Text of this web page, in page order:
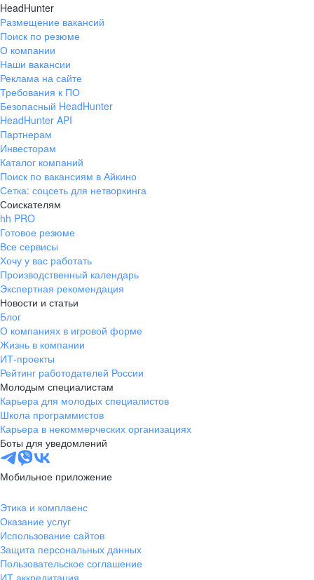
HeadHunter
Размещение вакансий
Поиск по резюме
О компании
Наши вакансии
Реклама на сайте
Требования к ПО
Безопасный HeadHunter
HeadHunter API
Партнерам
Инвесторам
Каталог компаний
Поиск по вакансиям в Айкино
Сетка: соцсеть для нетворкинга
Соискателям
hh PRO
Готовое резюме
Все сервисы
Хочу у вас работать
Производственный календарь
Экспертная рекомендация
Новости и статьи
Блог
О компаниях в игровой форме
Жизнь в компании
ИТ-проекты
Рейтинг работодателей России
Молодым специалистам
Карьера для молодых специалистов
Школа программистов
Карьера в некоммерческих организациях
Боты для уведомлений
Мобильное приложение
Этика и комплаенс
Оказание услуг
Использование сайтов
Защита персональных данных
Пользовательское соглашение